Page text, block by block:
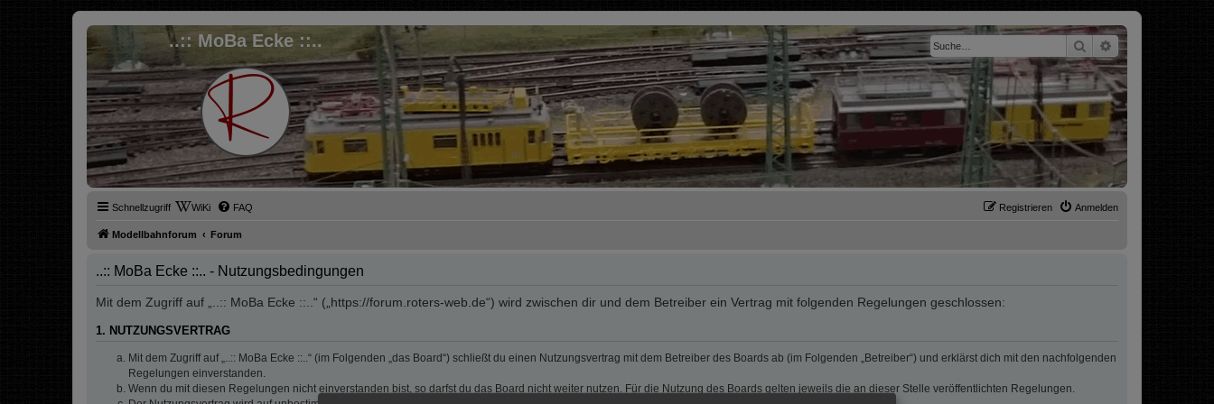
..:: MoBa Ecke ::.. SucheErweiterte Suche
Schnellzugriff WiKi FAQ Anmelden
Registrieren
Modellbahnforum Forum
..:: MoBa Ecke ::.. - Nutzungsbedingungen
Mit dem Zugriff auf „..:: MoBa Ecke ::..“ („https://forum.roters-web.de“) wird zwischen dir und dem Betreiber ein Vertrag mit folgenden Regelungen geschlossen:
1. NUTZUNGSVERTRAG
Mit dem Zugriff auf „..:: MoBa Ecke ::..“ (im Folgenden „das Board“) schließt du einen Nutzungsvertrag mit dem Betreiber des Boards ab (im Folgenden „Betreiber“) und erklärst dich mit den nachfolgenden
Regelungen einverstanden.
Wenn du mit diesen Regelungen nicht einverstanden bist, so darfst du das Board nicht weiter nutzen. Für die Nutzung des Boards gelten jeweils die an dieser Stelle veröffentlichten Regelungen.